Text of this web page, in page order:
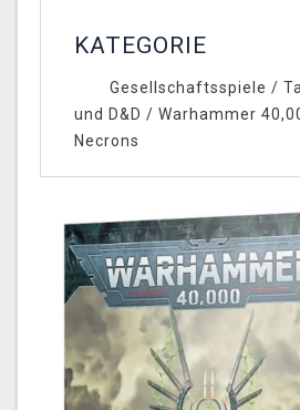
KATEGORIE
Gesellschaftsspiele /
und D&D / Warhammer
Necrons